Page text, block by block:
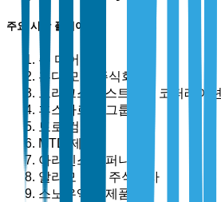
주요 시장 플레이어
존 디어
혼다 모터 주식회사
브리그스 & 스트래튼 코퍼레이션
후스바르나 그룹
토로 컴퍼니
MTD 제품
아리엔스 컴퍼니
알라모 그룹 주식회사
스노우엑스 제품